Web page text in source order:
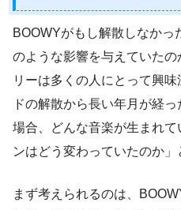
BOOWYがもし解散しなか
のような影響を与えていた
リーは多くの人にとって興
ドの解散から長い年月が経
場合、どんな音楽が生まれ
ンはどう変わっていたのか」
まず考えられるのは、